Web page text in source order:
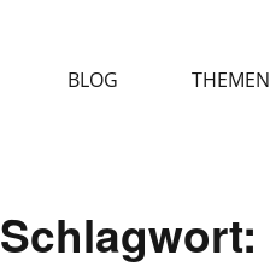
BLOG THEMEN
Schlagwort: